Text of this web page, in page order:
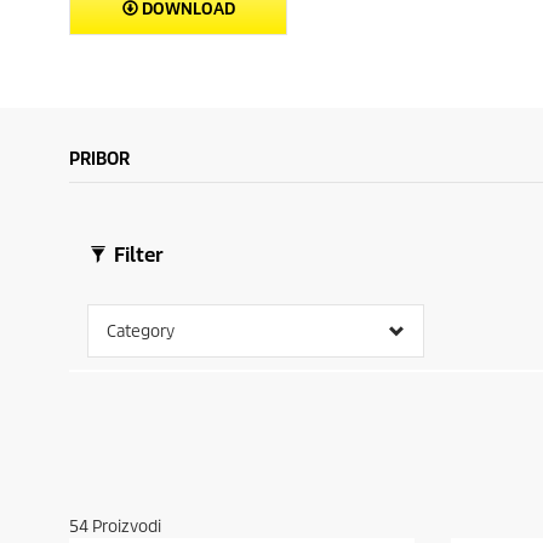
DOWNLOAD
PRIBOR
Filter
Category
54 Proizvodi